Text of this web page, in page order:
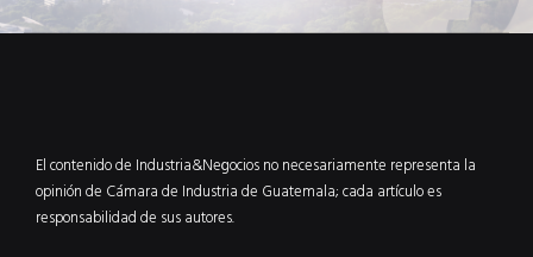
El contenido de Industria&Negocios no necesariamente representa la
opinión de Cámara de Industria de Guatemala; cada artículo es
responsabilidad de sus autores.